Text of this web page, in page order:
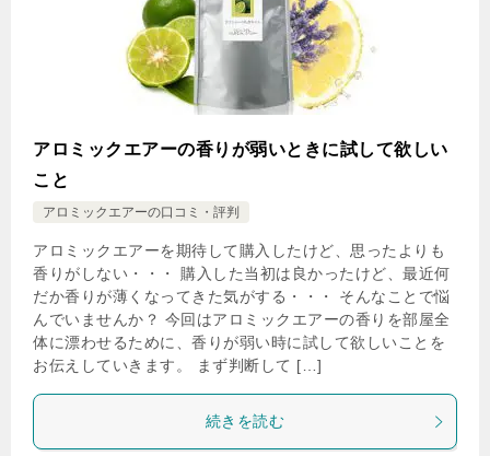
アロミックエアーの香りが弱いときに試して欲しい
こと
アロミックエアーの口コミ・評判
アロミックエアーを期待して購入したけど、思ったよりも
香りがしない・・・ 購入した当初は良かったけど、最近何
だか香りが薄くなってきた気がする・・・ そんなことで悩
んでいませんか？ 今回はアロミックエアーの香りを部屋全
体に漂わせるために、香りが弱い時に試して欲しいことを
お伝えしていきます。 まず判断して […]
続きを読む